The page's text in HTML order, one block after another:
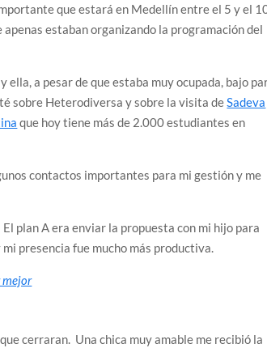
que estará en Medellín entre el 5 y el
estaban organizando la programación del
a pesar de que estaba muy ocupada, bajo
sobre Heterodiversa y sobre la visita deSadeva
que hoy tiene más de 2.000 estudiantes en
contactos importantes para mi gestión y me
plan A era enviar la propuesta con mi hijo para
presencia fue mucho más productiva.
mejor
cerraran. Una chica muy amable me recibió la